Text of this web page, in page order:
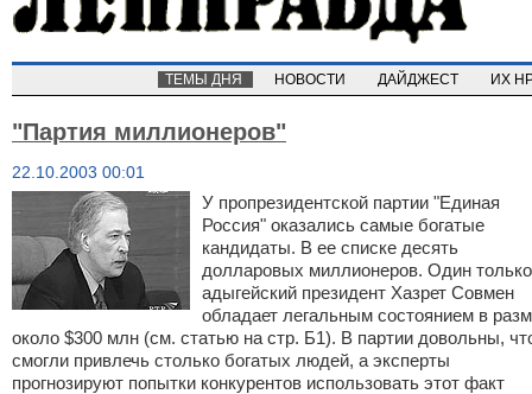
ТЕМЫ ДНЯ НОВОСТИ ДАЙДЖЕСТ ИХ
"Партия миллионеров"
22.10.2003 00:01
У пропрезидентской партии "Единая
Россия" оказались самые богатые
кандидаты. В ее списке десять
долларовых миллионеров. Один только
адыгейский президент Хазрет Совмен
обладает легальным состоянием в
около $300 млн (см. статью на стр. Б1). В партии довольны,
смогли привлечь столько богатых людей, а эксперты
прогнозируют попытки конкурентов использовать этот факт